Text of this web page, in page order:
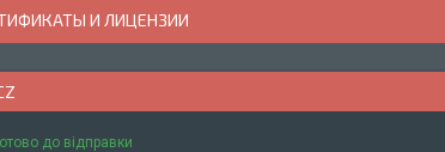
И ЛИЦЕНЗИИ
до відправки